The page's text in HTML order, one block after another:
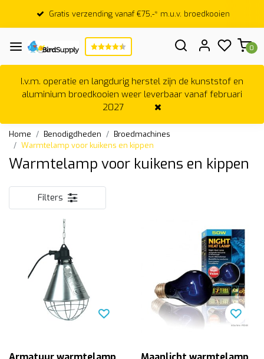
Gratis verzending vanaf €75,-* m.u.v. broedkooien
0
I.v.m. operatie en langdurig herstel zijn de kunststof en
aluminium broedkooien weer leverbaar vanaf februari
2027
Home Benodigdheden
Broedmachines
Warmtelamp voor kuikens en kippen
Warmtelamp voor kuikens en kippen
Filters